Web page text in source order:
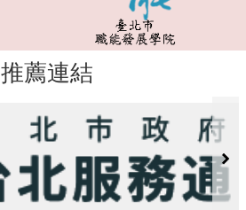
推薦連結